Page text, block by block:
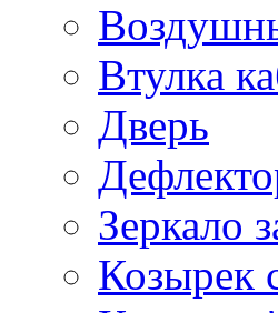
Втулка
Дверь
Зеркало
Козырек